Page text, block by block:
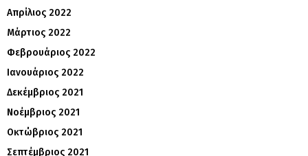
Απρίλιος 2022
Μάρτιος 2022
Φεβρουάριος 2022
Ιανουάριος 2022
Δεκέμβριος 2021
Νοέμβριος 2021
Οκτώβριος 2021
Σεπτέμβριος 2021